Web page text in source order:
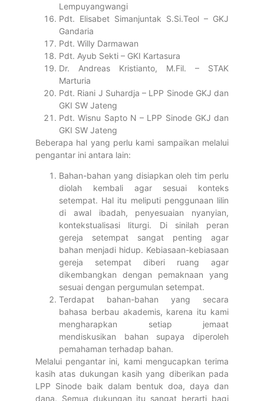
Lempuyangwangi
Pdt. Elisabet Simanjuntak S.Si.Teol – GKJ
Gandaria
Pdt. Willy Darmawan
Pdt. Ayub Sekti – GKI Kartasura
Dr. Andreas Kristianto, M.Fil. – STAK
Marturia
Pdt. Riani J Suhardja – LPP Sinode GKJ dan
GKI SW Jateng
Pdt. Wisnu Sapto N – LPP Sinode GKJ dan
GKI SW Jateng
Beberapa hal yang perlu kami sampaikan melalui
pengantar ini antara lain:
Bahan-bahan yang disiapkan oleh tim perlu
diolah kembali agar sesuai konteks
setempat. Hal itu meliputi penggunaan lilin
di awal ibadah, penyesuaian nyanyian,
kontekstualisasi liturgi. Di sinilah peran
gereja setempat sangat penting agar
bahan menjadi hidup. Kebiasaan-kebiasaan
gereja setempat diberi ruang agar
dikembangkan dengan pemaknaan yang
sesuai dengan pergumulan setempat.
Terdapat bahan-bahan yang secara
bahasa berbau akademis, karena itu kami
mengharapkan setiap jemaat
mendiskusikan bahan supaya diperoleh
pemahaman terhadap bahan.
Melalui pengantar ini, kami mengucapkan terima
kasih atas dukungan kasih yang diberikan pada
LPP Sinode baik dalam bentuk doa, daya dan
dana. Semua dukungan itu sangat berarti bagi